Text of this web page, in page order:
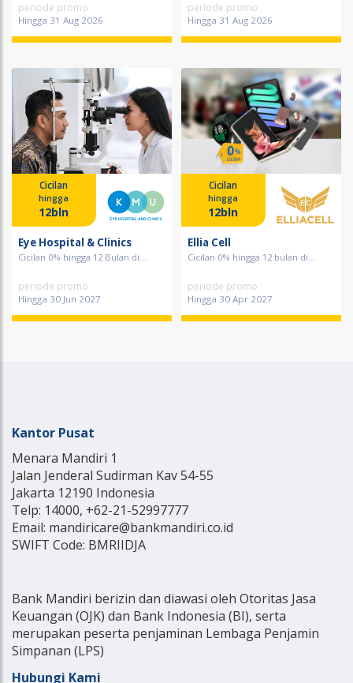
periode promo
Hingga 31 Aug 2026
periode promo
Hingga 31 Aug 2026
Cicilan
hingga
12bln
Eye Hospital & Clinics
Cicilan 0% hingga 12 Bulan di...
periode promo
Hingga 30 Jun 2027
Cicilan
hingga
12bln
Ellia Cell
Cicilan 0% hingga 12 bulan di...
periode promo
Hingga 30 Apr 2027
Kantor Pusat
Menara Mandiri 1
Jalan Jenderal Sudirman Kav 54-55
Jakarta 12190 Indonesia
Telp: 14000, +62-21-52997777
Email: mandiricare@bankmandiri.co.id
SWIFT Code: BMRIIDJA
Bank Mandiri berizin dan diawasi oleh Otoritas Jasa
Keuangan (OJK) dan Bank Indonesia (BI), serta
merupakan peserta penjaminan Lembaga Penjamin
Simpanan (LPS)
Hubungi Kami